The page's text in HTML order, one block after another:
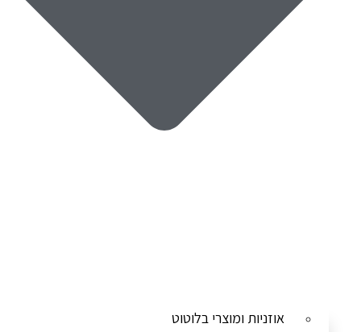
אוזניות ומוצרי בלוטוט